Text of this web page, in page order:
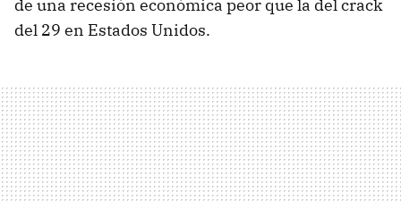
de una recesión económica peor que la del crack
del 29 en Estados Unidos.